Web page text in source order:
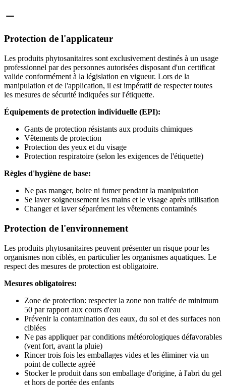
Protection de l'applicateur
Les produits phytosanitaires sont exclusivement destinés à un usage
professionnel par des personnes autorisées disposant d'un certificat
valide conformément à la législation en vigueur. Lors de la
manipulation et de l'application, il est impératif de respecter toutes
les mesures de sécurité indiquées sur l'étiquette.
Équipements de protection individuelle (EPI):
Gants de protection résistants aux produits chimiques
Vêtements de protection
Protection des yeux et du visage
Protection respiratoire (selon les exigences de l'étiquette)
Règles d'hygiène de base:
Ne pas manger, boire ni fumer pendant la manipulation
Se laver soigneusement les mains et le visage après utilisation
Changer et laver séparément les vêtements contaminés
Protection de l'environnement
Les produits phytosanitaires peuvent présenter un risque pour les
organismes non ciblés, en particulier les organismes aquatiques. Le
respect des mesures de protection est obligatoire.
Mesures obligatoires:
Zone de protection: respecter la zone non traitée de minimum
50 par rapport aux cours d'eau
Prévenir la contamination des eaux, du sol et des surfaces non
ciblées
Ne pas appliquer par conditions météorologiques défavorables
(vent fort, avant la pluie)
Rincer trois fois les emballages vides et les éliminer via un
point de collecte agréé
Stocker le produit dans son emballage d'origine, à l'abri du gel
et hors de portée des enfants